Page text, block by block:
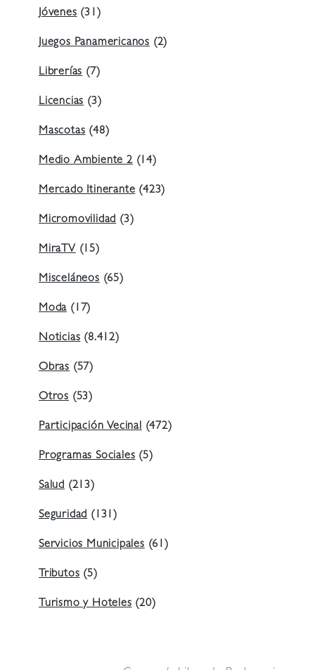
Jóvenes (31)
Juegos Panamericanos (2)
Librerías (7)
Licencias (3)
Mascotas (48)
Medio Ambiente 2(14)
Mercado Itinerante (423)
Micromovilidad (3)
MiraTV (15)
Misceláneos (65)
Moda (17)
Noticias (8.412)
Obras (57)
Otros (53)
Participación Vecinal (472)
Programas Sociales (5)
Salud (213)
Seguridad (131)
Servicios Municipales (61)
Tributos (5)
Turismo y Hoteles (20)